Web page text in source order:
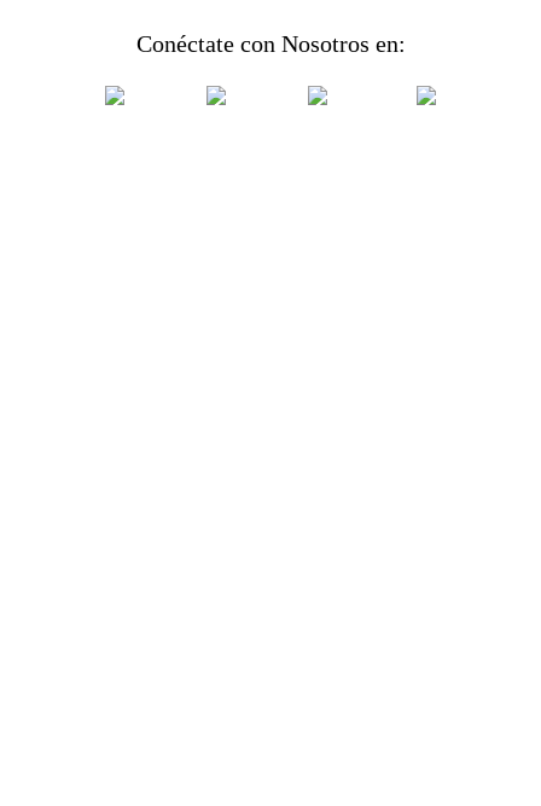
Conéctate con Nosotros en: